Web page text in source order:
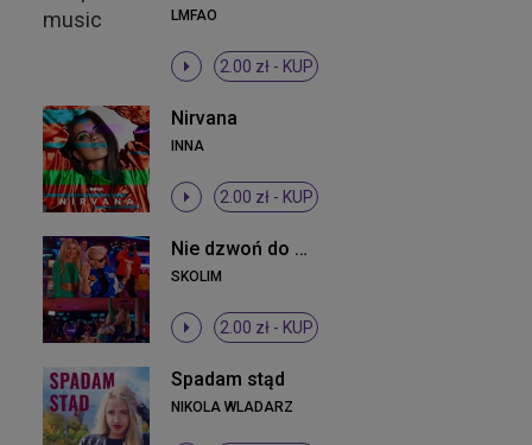
LMFAO
2.00 zł - KUP
Nirvana
INNA
2.00 zł - KUP
Nie dzwoń do mnie mała
SKOLIM
2.00 zł - KUP
Spadam stąd
NIKOLA WLADARZ